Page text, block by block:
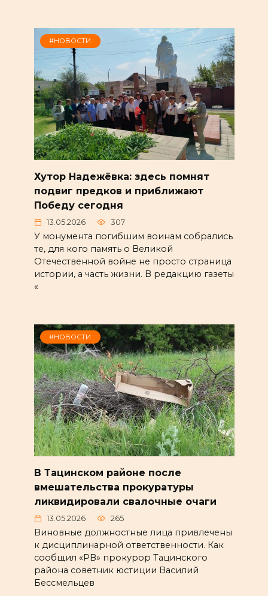
#НОВОСТИ
Хутор Надежёвка: здесь помнят
подвиг предков и приближают
Победу сегодня
13.05.2026 307
У монумента погибшим воинам собрались
те, для кого память о Великой
Отечественной войне не просто страница
истории, а часть жизни. В редакцию газеты
«
#НОВОСТИ
В Тацинском районе после
вмешательства прокуратуры
ликвидировали свалочные очаги
13.05.2026 265
Виновные должностные лица привлечены
к дисциплинарной ответственности. Как
сообщил «РВ» прокурор Тацинского
района советник юстиции Василий
Бессмельцев